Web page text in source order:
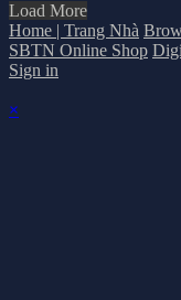
Load More
Home | Trang Nhà
SBTN Online Shop
Sign in
×